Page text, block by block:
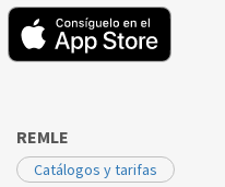
REMLE
Catálogos y tarifas